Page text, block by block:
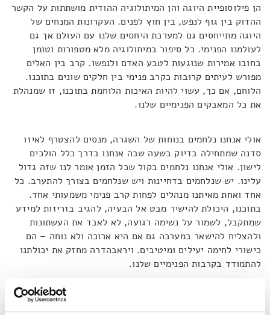
הן פילוסופיית היוגה והן המיתולוגיה ההודית מושתתות על הקשר
ההדוק בין גוף לנפש, בין חוץ לפנים. העקרונות המנחים של
היוגה מתייחסים גם למערכת היחסים שלנו עם העולם אך גם
לעולמנו הפנימי. כל סיפור במיתולוגיה מלא מטפורות וטומן
בחובו אמירות שנוגעות לטבע האדם ולנפשו. קרב בין האלים
מפורש לעיתים קרובות כקרב פנימי בין חלקים שונים בתוכנו.
הלוחם, אם כך, עשוי להיות האיכות הלוחמת בתוכנו, זו שמנהלת
את כל המאבקים הפנימיים שלנו.
אולי אנחנו נלחמים בנוחות של השגרה, מנסים להצטרף לאיזו
סדנה שמתחילה בדיוק בשעה שבה אנחנו בדרך כלל הולכים
לישון. אולי אנחנו נלחמים בקול שכל הזמן אומר לנו שזה גדול
עלינו. יש שנלחמים בדחיינות ויש שנלחמים בצורך להתערב. כל
אחד ואחת מאיתנו מנהלים לפחות קרב פנימי משמעותי אחד.
בתוכנו, היכולת להישיר מבט אל הבעיה, להגיב בזריזות למידע
שמתקבל, לשמור על נשימה רגועה, לא לאבד את העשתונות
ולהצליח להישאר במערכה גם אם היא ארוכה ולא נוחה – הם
כישורי לחימה יעילים ומיטיבים. ויראבהדרה מחזק את יכולתנו
להתמודד בקרבות הפנימיים שלנו.
ויראבהדרה הוא הכלי העוצמתי שבעזרתו נלחם שיווה בדקשה.